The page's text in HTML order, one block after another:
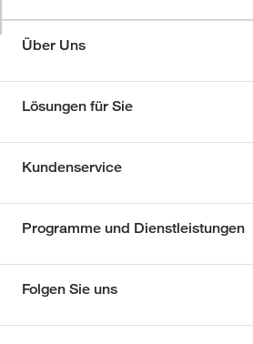
Über Uns
Lösungen für Sie
Kundenservice
Programme und Dienstleistungen
Folgen Sie uns